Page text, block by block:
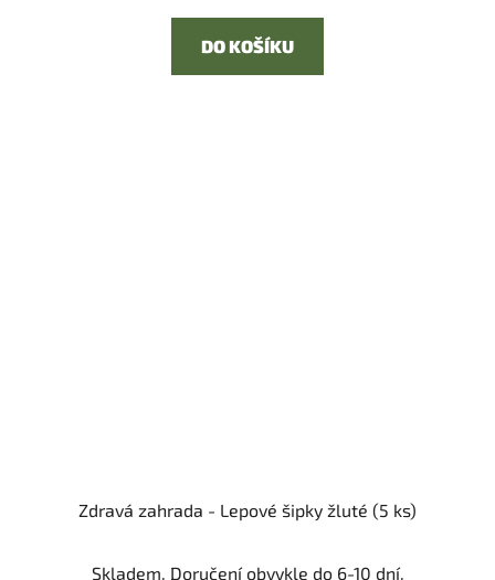
DO KOŠÍKU
Zdravá zahrada - Lepové šipky žluté (5 ks)
Skladem. Doručení obvykle do 6-10 dní.